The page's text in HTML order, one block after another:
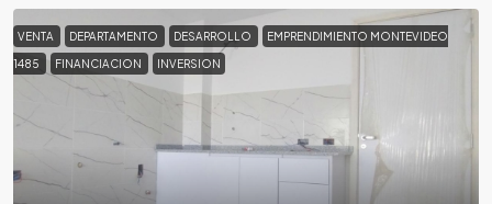
VENTA DEPARTAMENTO DESARROLLO EMPRENDIMIENTO MONTEVIDEO
1485 FINANCIACION INVERSION